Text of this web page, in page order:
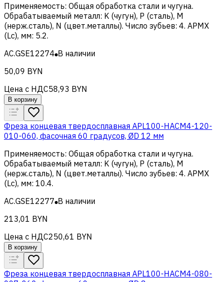
Применяемость: Общая обработка стали и чугуна.
Обрабатываемый металл: K (чугун), Р (сталь), M
(нерж.сталь), N (цвет.металлы). Число зубьев: 4. APMX
(Lc), мм: 5.2.
AC.GSE12274 В наличии
50,09 BYN
Цена с НДС58,93 BYN
В корзину
Фреза концевая твердосплавная APL100-HACM4-120-
010-060, фасочная 60 градусов, ØD 12 мм
Применяемость: Общая обработка стали и чугуна.
Обрабатываемый металл: K (чугун), Р (сталь), M
(нерж.сталь), N (цвет.металлы). Число зубьев: 4. APMX
(Lc), мм: 10.4.
AC.GSE12277 В наличии
213,01 BYN
Цена с НДС250,61 BYN
В корзину
Фреза концевая твердосплавная APL100-HACM4-080-